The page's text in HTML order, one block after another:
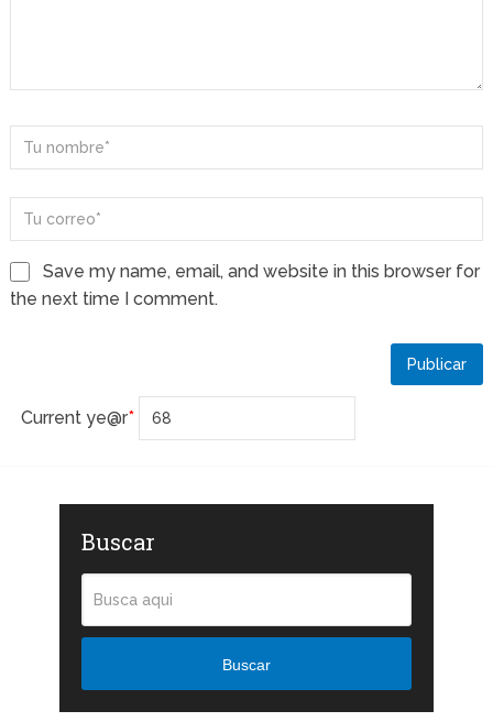
Save my name, email, and website in this browser for
the next time I comment.
Current ye@r*
Buscar
Buscar